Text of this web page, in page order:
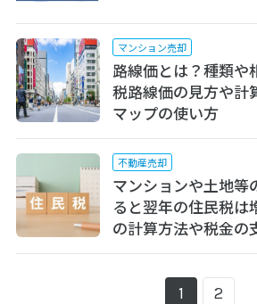
マンション売却
路線価とは？種類や
税路線価の見方や計
マップの使い方
不動産売却
マンションや土地等
ると翌年の住民税は
の計算方法や税金の
1 2